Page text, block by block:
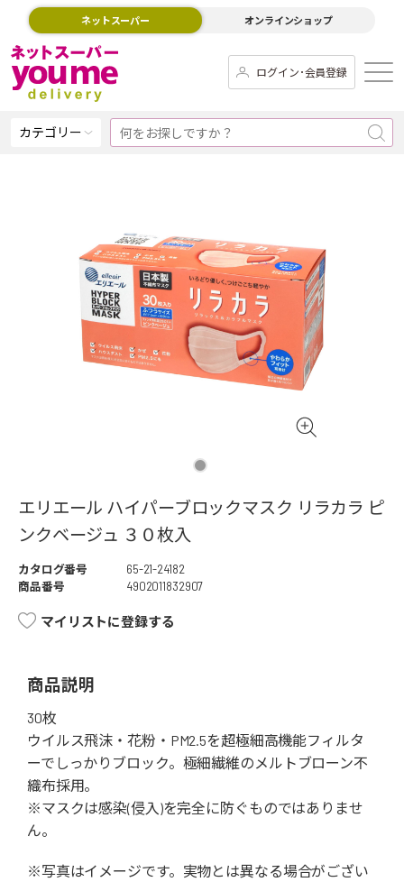
ネットスーパー オンラインショップ
ログイン･会員登録
カテゴリー
エリエール ハイパーブロックマスク リラカラ ピ
ンクベージュ ３０枚入
カタログ番号
65-21-24182
商品番号
4902011832907
マイリストに登録する
商品説明
30枚
ウイルス飛沫・花粉・PM2.5を超極細高機能フィルタ
ーでしっかりブロック。極細繊維のメルトブローン不
織布採用。
※マスクは感染(侵入)を完全に防ぐものではありませ
ん。
※写真はイメージです。実物とは異なる場合がござい